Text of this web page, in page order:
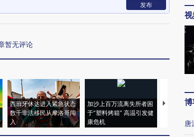
发布
暂无评论
西班牙休达进入紧急状态
数千非法移民从摩洛哥闯
入
加沙上百万流离失所者困
于“塑料烤箱” 高温引发健
康危机
视线｜
心“花钱找
唐